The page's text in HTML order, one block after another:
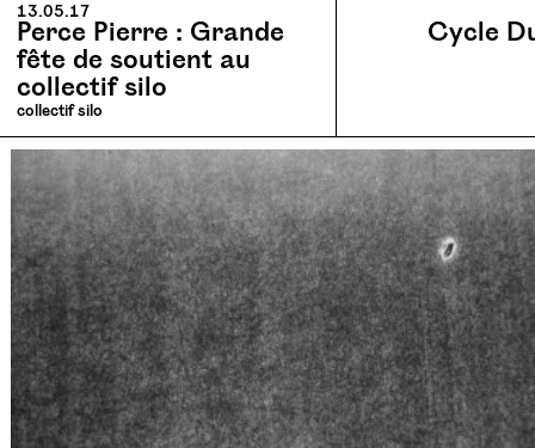
13.05.17
Perce Pierre : Grande
fête de soutient au
collectif silo
collectif silo
Cycle